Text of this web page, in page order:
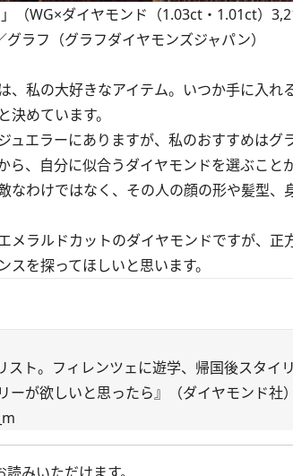
（WG×ダイヤモンド（1.03ct・1.01ct）
ラフ（グラフダイヤモンズジャパン）
私の大好きなアイテム。いつか手に入れ
めています。
エラーにありますが、私のおすすめはグ
、自分に似合うダイヤモンドを選ぶこと
わけではなく、その人の顔の形や髪型、
ラルドカットのダイヤモンドですが、正
を探ってほしいと思います。
スト。フィレンツェに遊学、帰国後スタ
が欲しいと思ったら』（ダイヤモンド社）
読みいただけます。